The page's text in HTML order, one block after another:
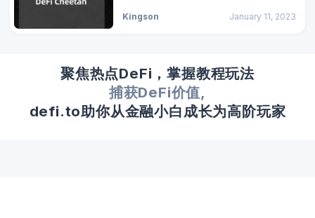
Kingson January 11, 2023
聚焦热点DeFi，掌握教程玩法
捕获DeFi价值,
defi.to助你从金融小白成长为高阶玩家